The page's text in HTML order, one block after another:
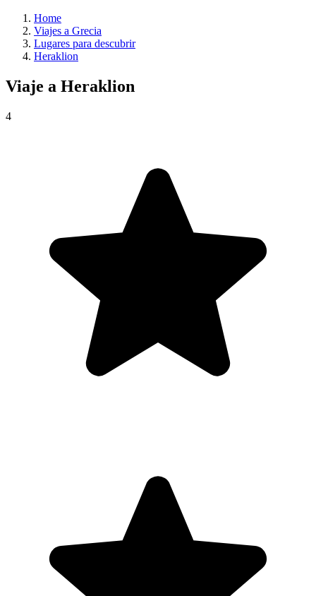
Home
Viajes a Grecia
Lugares para descubrir
Heraklion
Viaje a Heraklion
4